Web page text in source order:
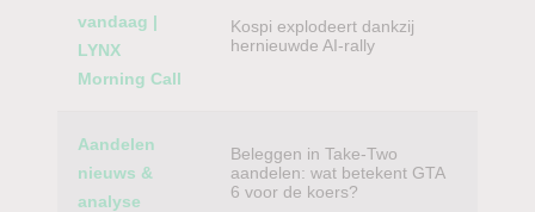
vandaag |
LYNX
Morning Call
Kospi explodeert dankzij
hernieuwde AI-rally
Aandelen
nieuws &
analyse
Beleggen in Take-Two
aandelen: wat betekent GTA
6 voor de koers?